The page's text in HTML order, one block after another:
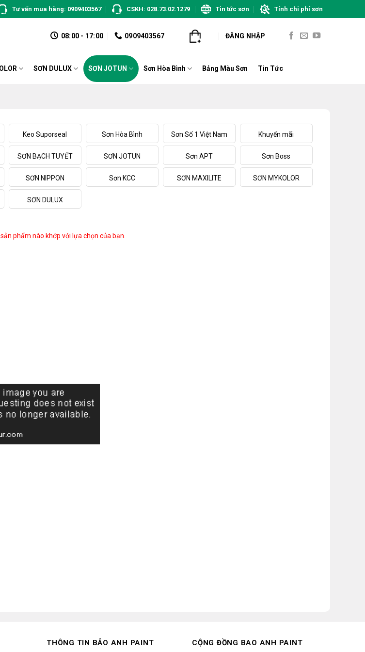
Tư vấn mua hàng: 0909403567 CSKH: 028.73.02.1279 Tin tức sơn Tính chi phí sơn
08:00 - 17:00 0909403567 ĐĂNG NHẬP
SƠN DULUX SƠN JOTUN Sơn Hòa Bình Bảng Màu Sơn Tin Tức
Keo Suporseal Sơn Hòa Bình Sơn Số 1 Việt Nam Khuyến mãi
SƠN BẠCH TUYẾT SƠN JOTUN Sơn APT Sơn Boss
SƠN NIPPON Sơn KCC SƠN MAXILITE SƠN MYKOLOR
SƠN DULUX
phẩm nào khớp với lựa chọn của bạn.
THÔNG TIN BẢO ANH PAINT CỘNG ĐỒNG BAO ANH PAINT